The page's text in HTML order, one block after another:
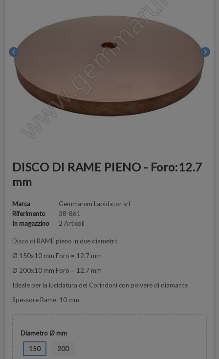
chevron_left chevron_right
DISCO DI RAME PIENO - Foro:12.7
mm
Marca
Gemmarum Lapidator srl
Riferimento
38-861
In magazzino
2 Articoli
Disco di RAME pieno in due diametri:
Ø 150x10 mm Foro = 12.7 mm
Ø 200x10 mm Foro = 12.7 mm
Ideale per la lucidatura dei Corindoni con polvere di diamante
Spessore Rame: 10 mm
Diametro Ø mm
150
200